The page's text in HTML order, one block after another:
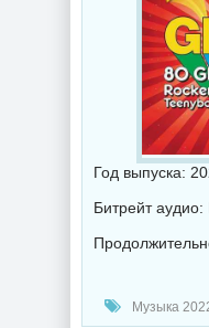
Год выпуска:
Битрейт аудио:
Музыка 2022 года /